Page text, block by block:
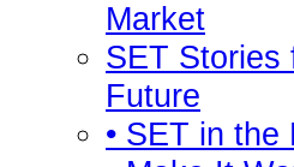
Market
SET Stories
Future
• SET in the